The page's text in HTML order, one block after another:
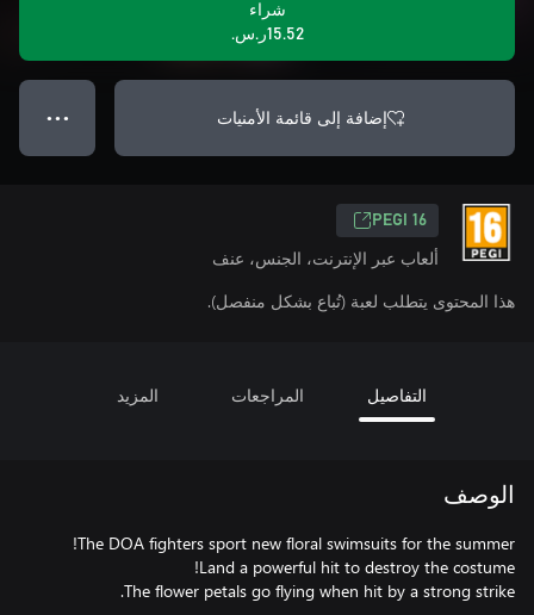
شراء
‪ر.س.‏‎15.52‬
إضافة إلى قائمة الأمنيات ● ● ●
PEGI 16
ألعاب عبر الإنترنت، الجنس، عنف
هذا المحتوى يتطلب لعبة (تُباع بشكل منفصل).
التفاصيل المراجعات المزيد
الوصف